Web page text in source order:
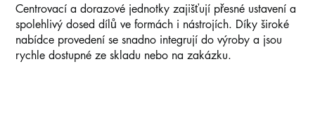
Centrovací a dorazové jednotky zajišťují přesné ustavení a
spolehlivý dosed dílů ve formách i nástrojích. Díky široké
nabídce provedení se snadno integrují do výroby a jsou
rychle dostupné ze skladu nebo na zakázku.